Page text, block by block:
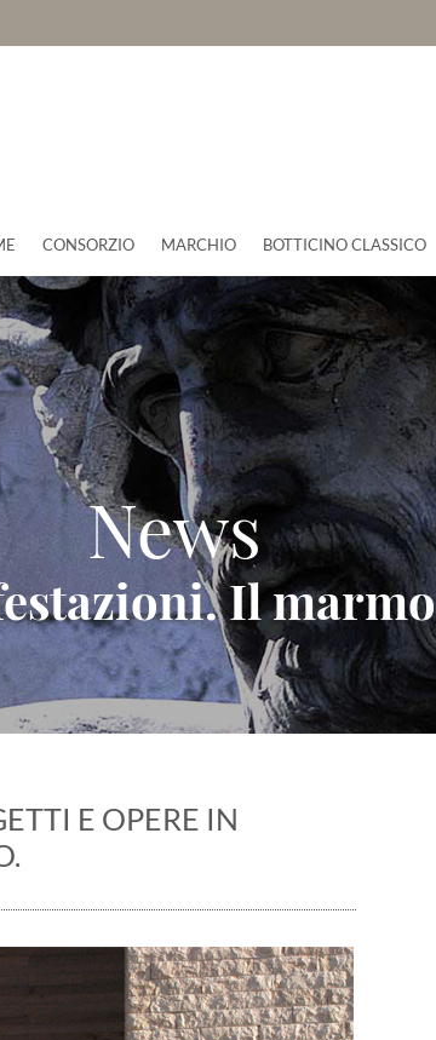
CONSORZIO MARCHIO BOTTICINO CLASSICO
News
Il
E OPERE IN